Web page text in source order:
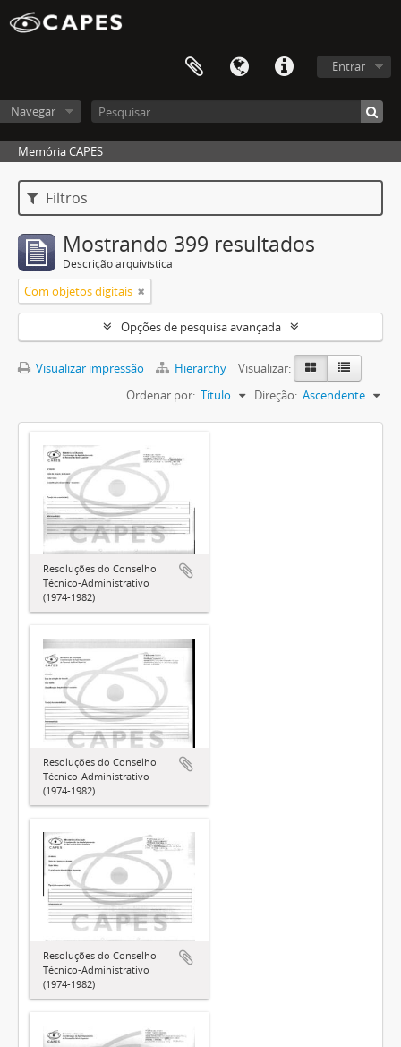
Entrar
Navegar
Memória CAPES
Filtros
Mostrando 399 resultados
Descrição arquivística
Com objetos digitais
Opções de pesquisa avançada
Visualizar impressão Hierarchy
Visualizar:
Ordenar por: Título Direção: Ascendente
Resoluções do Conselho
Técnico-Administrativo
(1974-1982)
Resoluções do Conselho
Técnico-Administrativo
(1974-1982)
Resoluções do Conselho
Técnico-Administrativo
(1974-1982)